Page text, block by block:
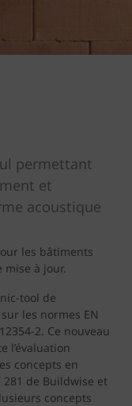
permettant
et
acoustique
les bâtiments
mise à jour.
tool de
les normes EN
2. Ce nouveau
l’évaluation
concepts en
de Buildwise et
concepts